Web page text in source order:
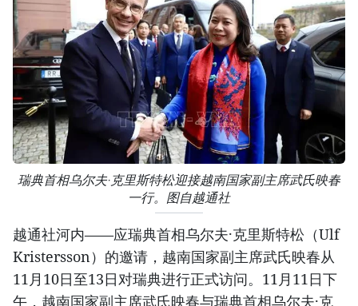
瑞典首相乌尔夫·克里斯特松迎接越南国家副主席武氏映春
一行。图自越通社
越通社河内——应瑞典首相乌尔夫·克里斯特松（Ulf
Kristersson）的邀请，越南国家副主席武氏映春从
11月10日至13日对瑞典进行正式访问。11月11日下
午，越南国家副主席武氏映春与瑞典首相乌尔夫·克